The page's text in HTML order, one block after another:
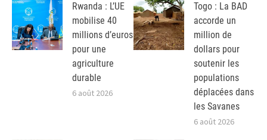
Rwanda : L’UE
mobilise 40
millions d’euros
pour une
agriculture
durable
6 août 2026
Togo : La BAD
accorde un
million de
dollars pour
soutenir les
populations
déplacées dans
les Savanes
6 août 2026